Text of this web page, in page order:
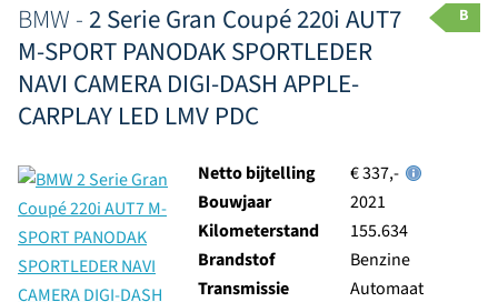
BMW - 2 Serie Gran Coupé 220i AUT7
M-SPORT PANODAK SPORTLEDER
NAVI CAMERA DIGI-DASH APPLE-
CARPLAY LED LMV PDC
B
Netto bijtelling
€ 337,-
Bouwjaar
2021
Kilometerstand
155.634
Brandstof
Benzine
Transmissie
Automaat